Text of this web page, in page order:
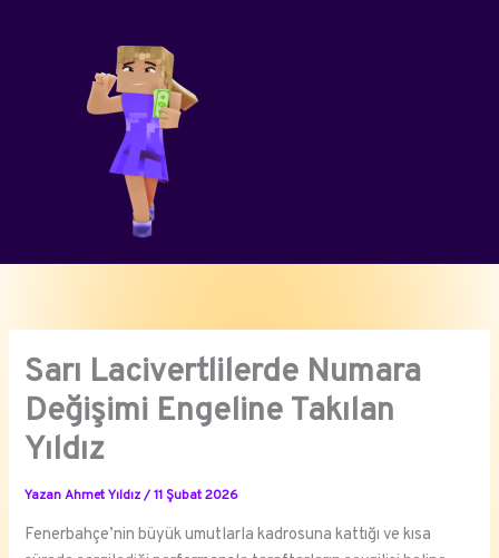
Sarı Lacivertlilerde Numara
Değişimi Engeline Takılan
Yıldız
Yazan Ahmet Yıldız/11 Şubat 2026
Fenerbahçe’nin büyük umutlarla kadrosuna kattığı ve kısa